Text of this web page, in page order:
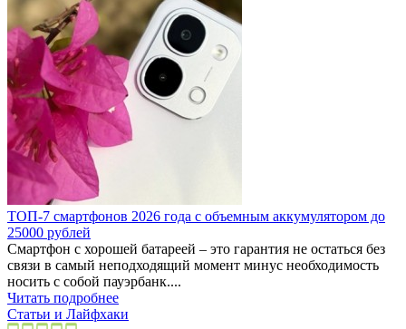
ТОП-7 смартфонов 2026 года с объемным аккумулятором до
25000 рублей
Смартфон с хорошей батареей – это гарантия не остаться без
связи в самый неподходящий момент минус необходимость
носить с собой пауэрбанк....
Читать подробнее
Статьи и Лайфхаки